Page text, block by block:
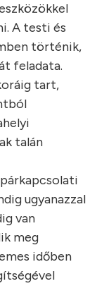
A testi és
történik,
feladata.
tart,
talán
ugyanazzal
van
meg
időben